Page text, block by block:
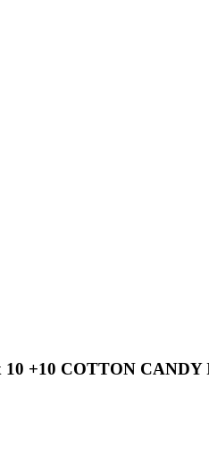
10 +10 COTTON CANDY